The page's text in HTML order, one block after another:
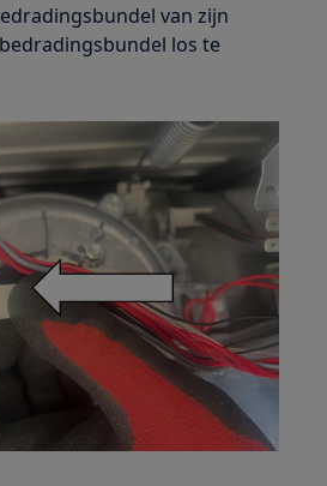
van zijn
los te